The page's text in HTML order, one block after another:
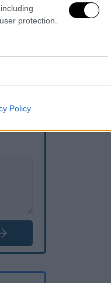
protection.
Policy